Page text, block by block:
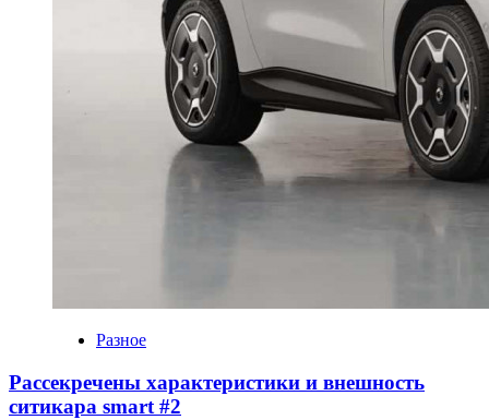
Разное
Рассекречены характеристики и внешность
ситикара smart #2